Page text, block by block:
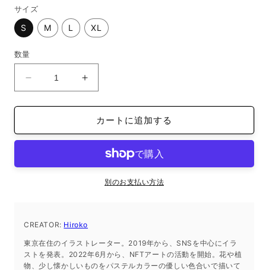
サイズ
S M L XL
数量
Hiroko
17:14
を
ら
す
パ
Hiroko
2025/02/16
17:14
を
や
す
カートに追加する
別のお支払い方法
CREATOR: Hiroko
東京在住のイラストレーター。2019年から、SNSを中心にイラ
ストを発表。2022年6月から、NFTアートの活動を開始。花や植
物、少し懐かしいものをパステルカラーの優しい色合いで描いて